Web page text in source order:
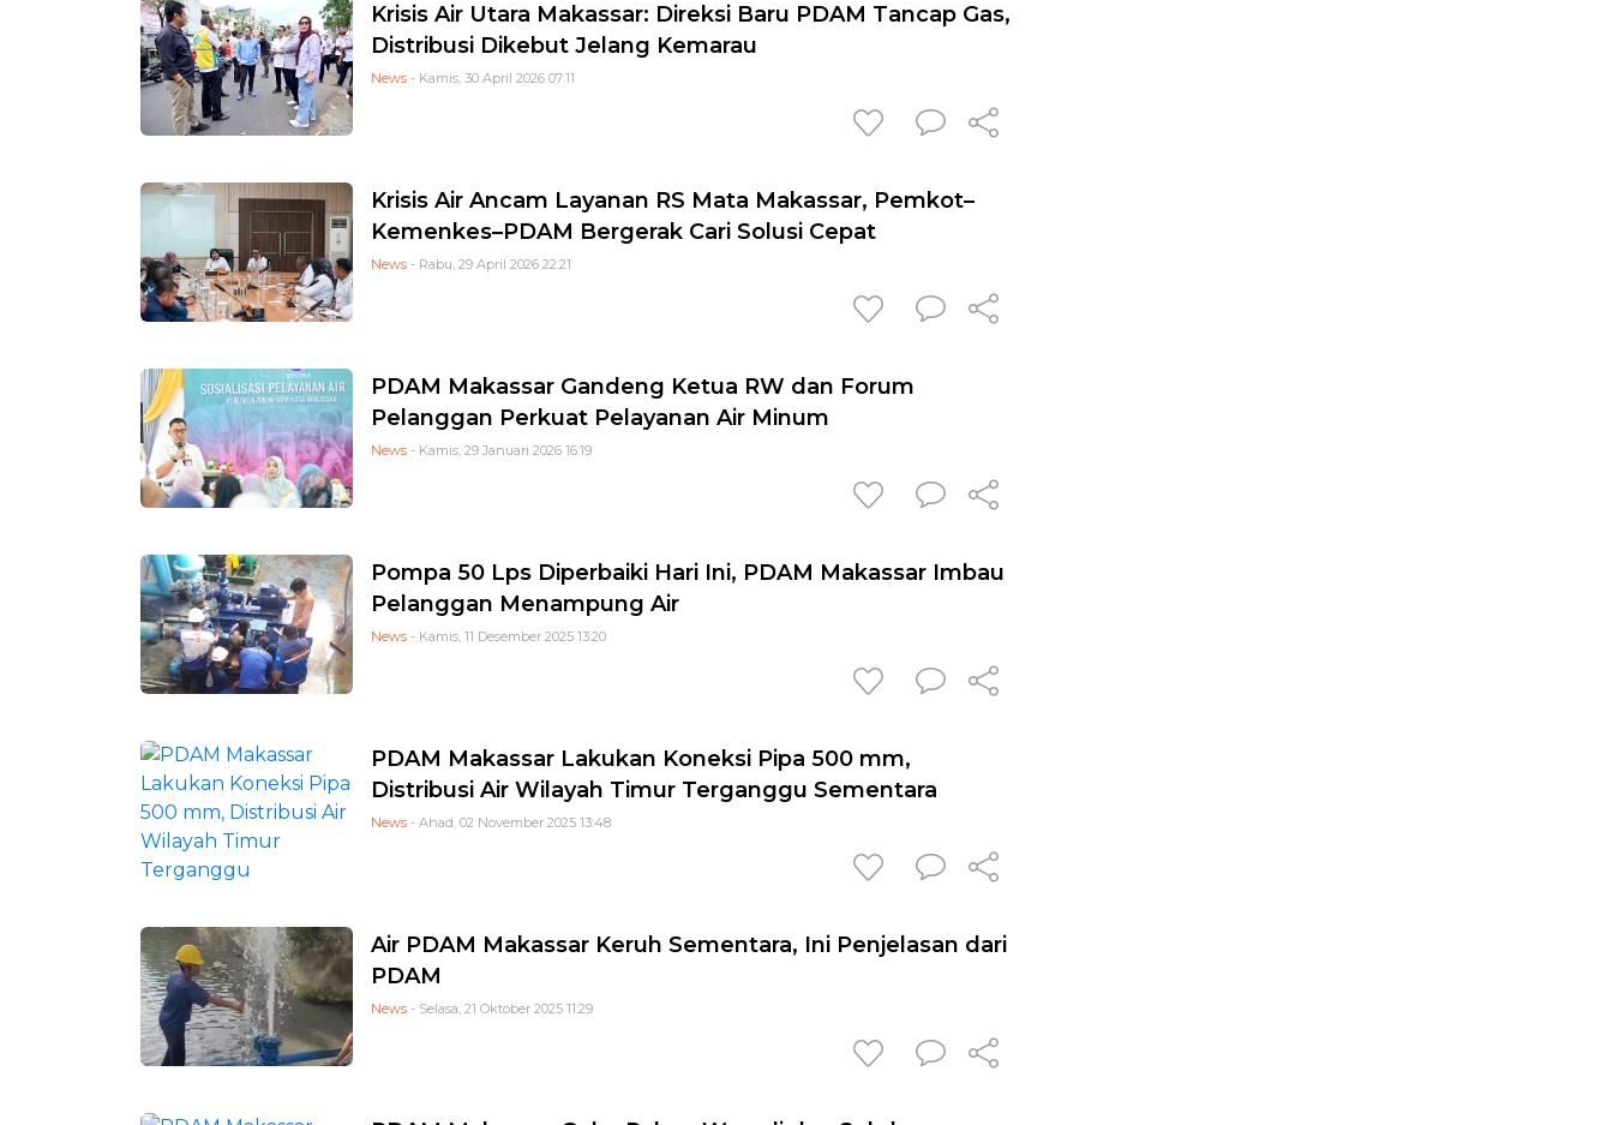
Krisis Air Utara Makassar: Direksi Baru PDAM Tancap Gas,
Distribusi Dikebut Jelang Kemarau
News - Kamis, 30 April 2026 07:11
Krisis Air Ancam Layanan RS Mata Makassar, Pemkot–
Kemenkes–PDAM Bergerak Cari Solusi Cepat
News - Rabu, 29 April 2026 22:21
PDAM Makassar Gandeng Ketua RW dan Forum
Pelanggan Perkuat Pelayanan Air Minum
News - Kamis, 29 Januari 2026 16:19
Pompa 50 Lps Diperbaiki Hari Ini, PDAM Makassar Imbau
Pelanggan Menampung Air
News - Kamis, 11 Desember 2025 13:20
PDAM Makassar Lakukan Koneksi Pipa 500 mm,
Distribusi Air Wilayah Timur Terganggu Sementara
News - Ahad, 02 November 2025 13:48
Air PDAM Makassar Keruh Sementara, Ini Penjelasan dari
PDAM
News - Selasa, 21 Oktober 2025 11:29